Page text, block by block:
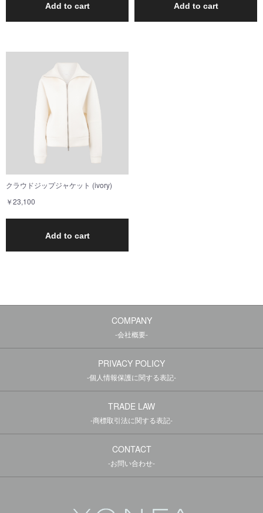
Add to cart Add to cart
クラウドジップジャケット (ivory)
￥23,100
Add to cart
COMPANY
-会社概要-
PRIVACY POLICY
-個人情報保護に関する表記-
TRADE LAW
-商標取引法に関する表記-
CONTACT
-お問い合わせ-